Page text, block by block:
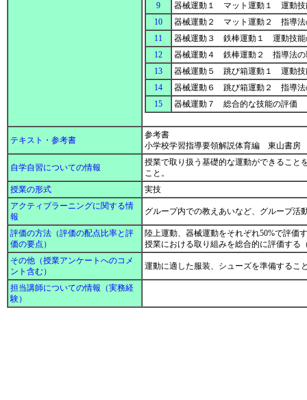
9
器械運動１ マット運動１ 運動技
10
器械運動２ マット運動２ 指導法
11
器械運動３ 鉄棒運動１ 運動技能
12
器械運動４ 鉄棒運動２ 指導法の
13
器械運動５ 跳び箱運動１ 運動技
14
器械運動６ 跳び箱運動２ 指導法
15
器械運動７ 総合的な技能の評価
テキスト・参考書
参考書
小学校学習指導要領解説体育編 東山書房
自学自習についての情報
授業で取り扱う基礎的な運動ができること
こと。
授業の形式
実技
アクティブラーニングに関する情
報
グループ内での教えあいなど、グループ活
評価の方法（評価の配点比率と評
価の要点）
陸上運動、器械運動をそれぞれ50%で評価
授業における取り組みを総合的に評価する
その他（授業アンケートへのコメ
ント含む）
運動に適した服装、シューズを準備するこ
担当講師についての情報（実務経
験）